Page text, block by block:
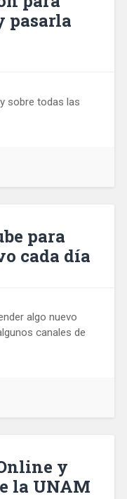
pasarla
sobre todas las
para
cada día
algo nuevo
canales de
y
la UNAM